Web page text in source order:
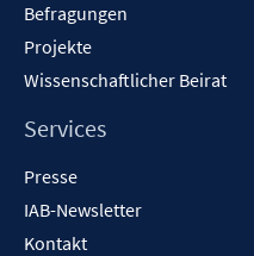
Befragungen
Projekte
Wissenschaftlicher Beirat
Services
Presse
IAB-Newsletter
Kontakt